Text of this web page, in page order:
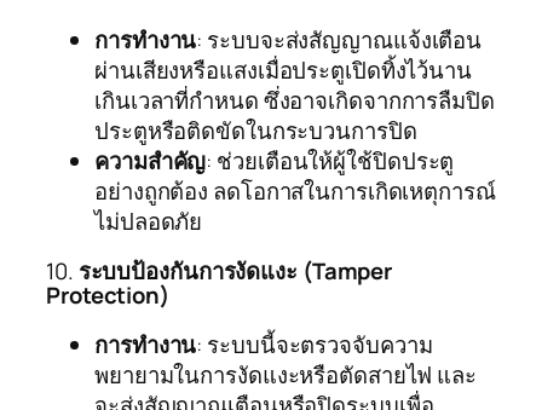
การทำงาน: ระบบจะส่งสัญญาณแจ้งเตือน
ผ่านเสียงหรือแสงเมื่อประตูเปิดทิ้งไว้นาน
เกินเวลาที่กำหนด ซึ่งอาจเกิดจากการลืมปิด
ประตูหรือติดขัดในกระบวนการปิด
ความสำคัญ: ช่วยเตือนให้ผู้ใช้ปิดประตู
อย่างถูกต้อง ลดโอกาสในการเกิดเหตุการณ์
ไม่ปลอดภัย
10. ระบบป้องกันการงัดแงะ (Tamper
Protection)
การทำงาน: ระบบนี้จะตรวจจับความ
พยายามในการงัดแงะหรือตัดสายไฟ และ